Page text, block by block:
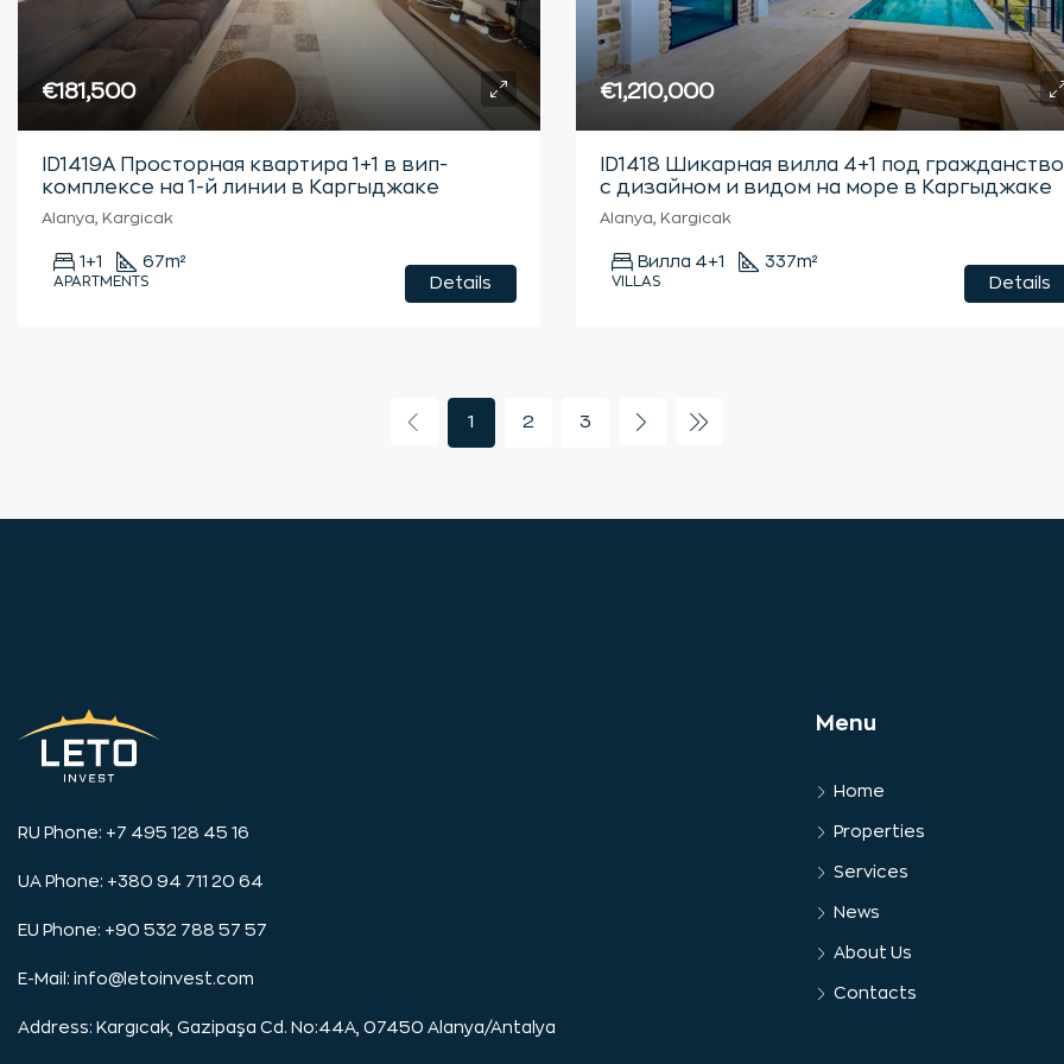
€181,500
ID1419А Просторная квартира 1+1 в вип-
комплексе на 1-й линии в Каргыджаке
Alanya, Kargicak
1+1 67m²
APARTMENTS Details
€1,210,000
ID1418 Шикарная вилла 4+1 под гражданство
с дизайном и видом на море в Каргыджаке
Alanya, Kargicak
Вилла 4+1 337m²
VILLAS Details
1 2 3
RU Phone: +7 495 128 45 16
UA Phone: +380 94 711 20 64
EU Phone: +90 532 788 57 57
E-Mail: info@letoinvest.com
Address: Kargıcak, Gazipaşa Cd. No:44A, 07450 Alanya/Antalya
Menu
Home
Properties
Services
News
About Us
Contacts